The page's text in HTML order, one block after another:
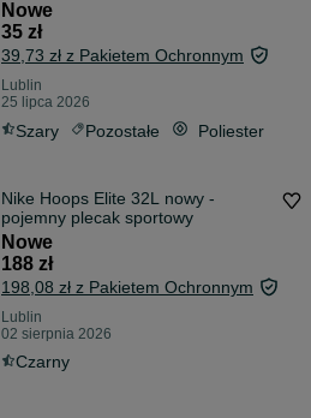
Nowe
35 zł
39,73 zł z Pakietem Ochronnym
Lublin
25 lipca 2026
Szary Pozostałe Poliester
Nike Hoops Elite 32L nowy -
pojemny plecak sportowy
Nowe
188 zł
198,08 zł z Pakietem Ochronnym
Lublin
02 sierpnia 2026
Czarny